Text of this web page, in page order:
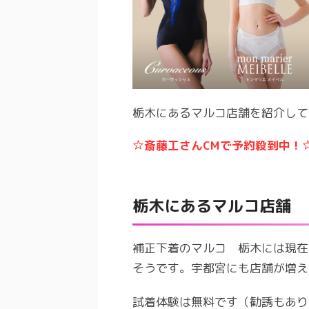
栃木にあるマルコ店舗を紹介し
☆斎藤工さんCMで予約殺到中
栃木にあるマルコ店舗
補正下着のマルコ 栃木には現
そうです。宇都宮にも店舗が増
試着体験は無料です（勧誘もあ